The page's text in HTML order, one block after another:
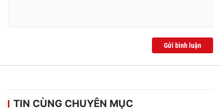
Gửi bình luận
TIN CÙNG CHUYÊN MỤC